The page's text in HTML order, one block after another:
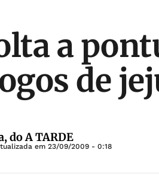
a
de
do A TARDE
em 23/09/2009 - 0:18